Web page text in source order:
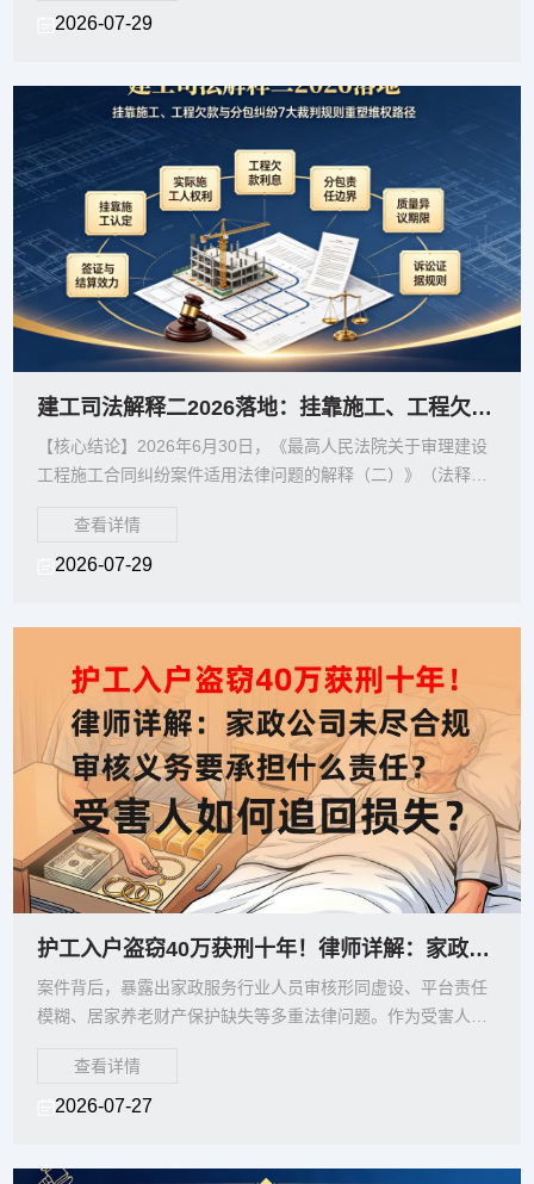
2026-07-29
建工司法解释二2026落地：挂靠施工、工程欠款与分包纠纷7大裁判规则重塑维权路径
【核心结论】2026年6月30日，《最高人民法院关于审理建设
工程施工合同纠纷案件适用法律问题的解释（二）》（法释
查看详情
2026-07-29
护工入户盗窃40万获刑十年！律师详解：家政公司未尽合规审核义务要承担什么责任？受
案件背后，暴露出家政服务行业人员审核形同虚设、平台责任
模糊、居家养老财产保护缺失等多重法律问题。作为受害人，
查看详情
2026-07-27